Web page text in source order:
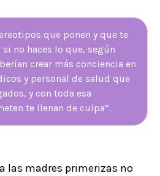
que ponen y que te
no haces lo que, según
crear más conciencia en
y personal de salud que
y con toda esa
te llenan de culpa”.
las madres primerizas no